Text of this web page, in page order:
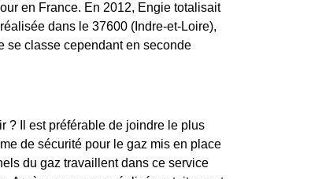
en France. En 2012, Engie totalisait
dans le 37600 (Indre-et-Loire),
se classe cependant en seconde
? Il est préférable de joindre le plus
de sécurité pour le gaz mis en place
du gaz travaillent dans ce service